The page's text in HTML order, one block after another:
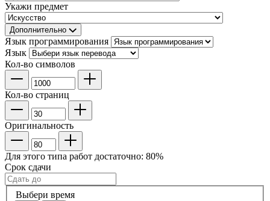
Укажи предмет
Дополнительно
Язык программирования
Язык
Кол-во символов
Кол-во страниц
Оригинальность
Для этого типа работ достаточно: 80%
Срок сдачи
Выбери время